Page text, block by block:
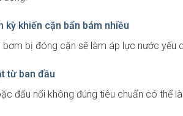
kỳ khiến cặn bẩn bám nhiều
bị đóng cặn sẽ làm áp lực nước yếu
từ ban đầu
đấu nối không đúng tiêu chuẩn có thể